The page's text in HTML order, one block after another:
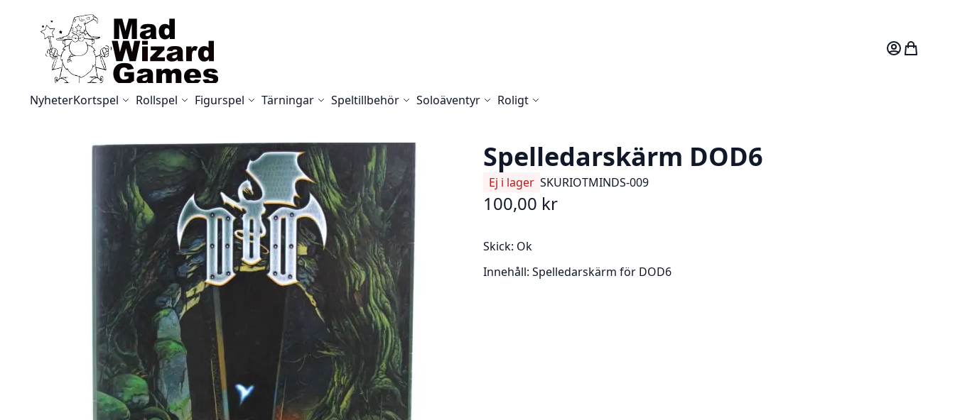
Skip to Content
Mitt konto
NyheterKortspel Rollspel Figurspel Tärningar Speltillbehör Soloäventyr Roligt
Spelledarskärm DOD6
Ej i lager SKURIOTMINDS-009
100,00 kr
Skick: Ok
Innehåll: Spelledarskärm för DOD6